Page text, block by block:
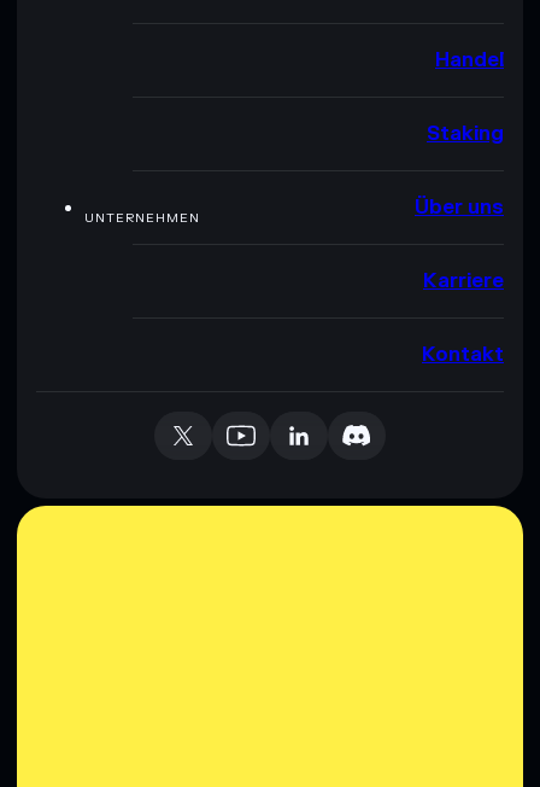
Handel
Staking
UNTERNEHMEN Über uns
Karriere
Kontakt